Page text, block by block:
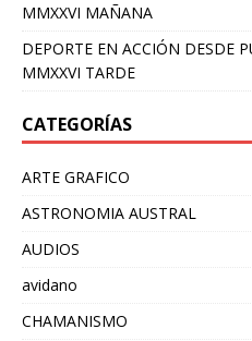
MMXXVI MAÑANA
DEPORTE EN ACCIÓN DESDE
MMXXVI TARDE
CATEGORÍAS
ARTE GRAFICO
ASTRONOMIA AUSTRAL
AUDIOS
avidano
CHAMANISMO